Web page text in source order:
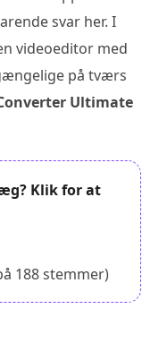
svar her. I
videoeditor med
på tværs
Ultimate
Klik for at
188stemmer)